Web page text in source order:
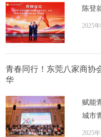
陈登
2025
青春同行！东莞八家商协
华
赋能
城市
2025